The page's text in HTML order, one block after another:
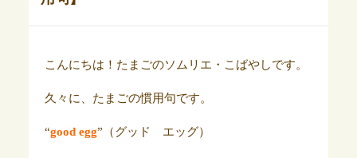
こんにちは！たまごのソムリエ・こばやしです。
久々に、たまごの慣用句です。
“good egg”（グッド エッグ）